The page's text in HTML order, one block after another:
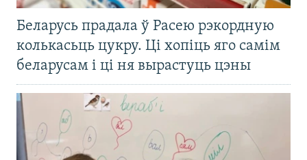
Беларусь прадала ў Расею рэкордную
колькасьць цукру. Ці хопіць яго самім
беларусам і ці ня вырастуць цэны